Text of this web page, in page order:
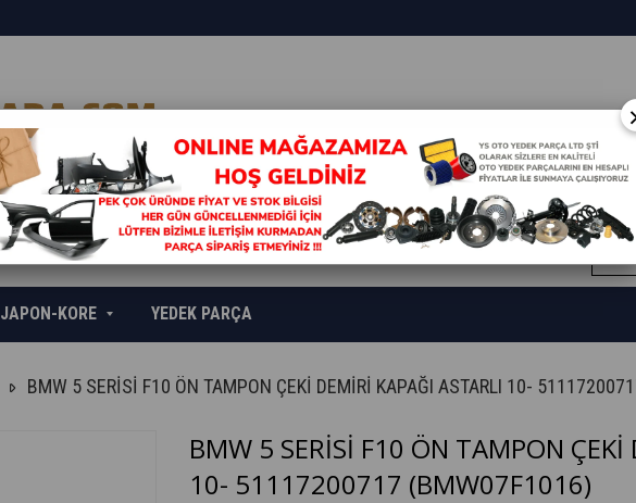
JAPON-KORE YEDEK PARÇA
BMW 5 SERİSİ F10 ÖN TAMPON ÇEKİ DEMİRİ KAPAĞI ASTARLI 10-
BMW 5 SERİSİ F10 ÖN TAMPON ÇEKİ
10- 51117200717 (BMW07F1016)